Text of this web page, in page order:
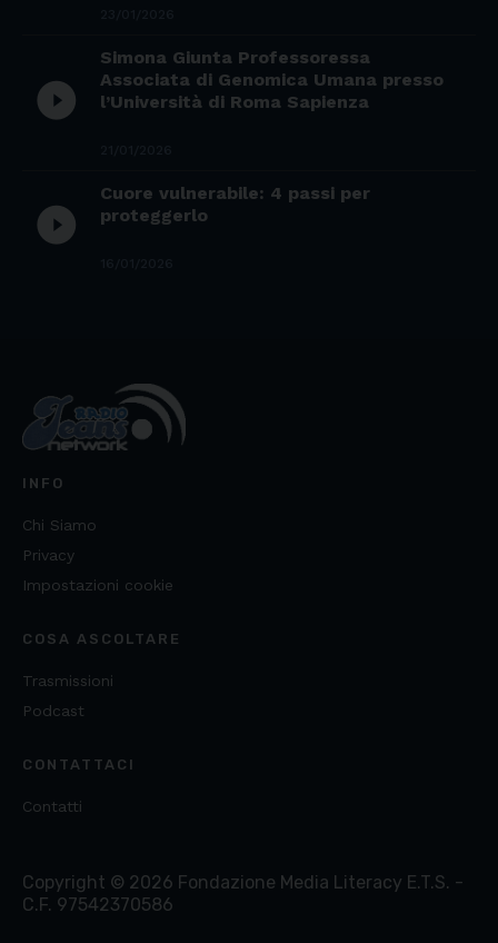
play_circle_filled
Simona Giunta Professoressa
Associata di Genomica Umana presso
l’Università di Roma Sapienza
play_circle_filled
Cuore vulnerabile: 4 passi per
proteggerlo
INFO
Chi Siamo
Privacy
Impostazioni cookie
COSA ASCOLTARE
Trasmissioni
Podcast
CONTATTACI
Contatti
Copyright © 2026 Fondazione Media Literacy E.T.S. -
C.F. 97542370586